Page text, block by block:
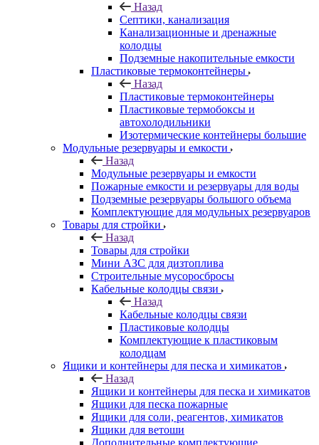
Назад
Септики, канализация
Канализационные и дренажные
колодцы
Подземные накопительные емкости
Пластиковые термоконтейнеры
Назад
Пластиковые термоконтейнеры
Пластиковые термобоксы и
автохолодильники
Изотермические контейнеры большие
Модульные резервуары и емкости
Назад
Модульные резервуары и емкости
Пожарные емкости и резервуары для воды
Подземные резервуары большого объема
Комплектующие для модульных резервуаров
Товары для стройки
Назад
Товары для стройки
Мини АЗС для дизтоплива
Строительные мусоросбросы
Кабельные колодцы связи
Назад
Кабельные колодцы связи
Пластиковые колодцы
Комплектующие к пластиковым
колодцам
Ящики и контейнеры для песка и химикатов
Назад
Ящики и контейнеры для песка и химикатов
Ящики для песка пожарные
Ящики для соли, реагентов, химикатов
Ящики для ветоши
Дополнительные комплектующие